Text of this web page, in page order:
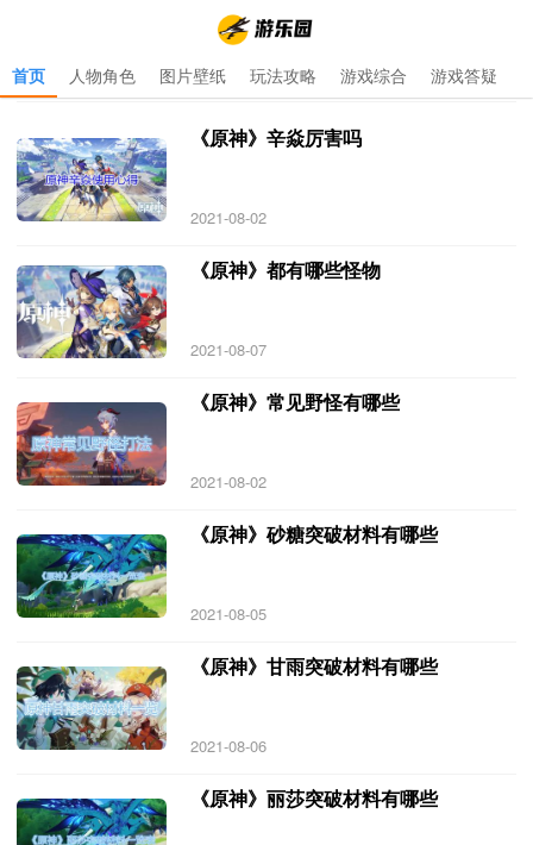
首页 人物角色 图片壁纸 玩法攻略 游戏综合 游戏答疑
首页 原神有动漫吗>原神有动漫吗 专题 更新于 2021-10-17
《原神》辛焱厉害吗
2021-08-02
《原神》都有哪些怪物
2021-08-07
《原神》常见野怪有哪些
2021-08-02
《原神》砂糖突破材料有哪些
2021-08-05
《原神》甘雨突破材料有哪些
2021-08-06
《原神》丽莎突破材料有哪些